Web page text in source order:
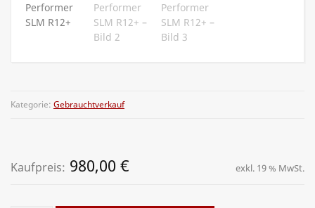
Kategorie: Gebrauchtverkauf
Kaufpreis: 980,00 € exkl. 19 % MwSt.